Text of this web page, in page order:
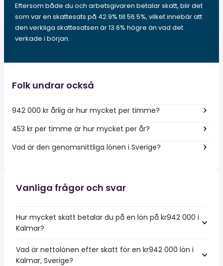
Eftersom både du och arbetsgivaren betalar skatt, blir det
som var en skattesats på 42.9% till 56.5%, vilket innebär att
den verkliga skattesatsen är 13.6% högre än vad det
verkade i början.
Folk undrar också
942 000 kr årlig är hur mycket per timme?
453 kr per timme är hur mycket per år?
Vad är den genomsnittliga lönen i Sverige?
Vanliga frågor och svar
Hur mycket skatt betalar du på en lön på kr942 000 i
Kalmar?
Vad är nettolönen efter skatt för en kr942 000 lön i
Kalmar, Sverige?